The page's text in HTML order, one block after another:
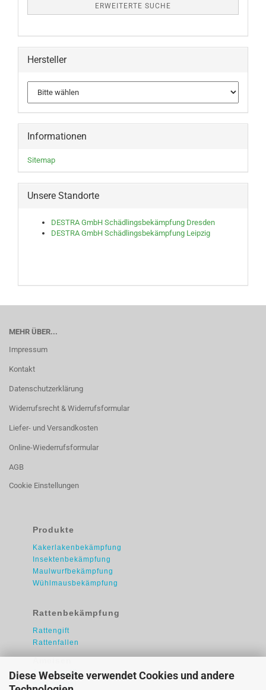
Diese Webseite verwendet Cookies und andere
ERWEITERTE SUCHE
Hersteller
Informationen
Sitemap
Unsere Standorte
DESTRA GmbH Schädlingsbekämpfung Dresden
DESTRA GmbH Schädlingsbekämpfung Leipzig
MEHR ÜBER...
Impressum
Kontakt
Datenschutzerklärung
Widerrufsrecht & Widerrufsformular
Liefer- und Versandkosten
Online-Wiederrufsformular
AGB
Cookie Einstellungen
Produkte
Kakerlakenbekämpfung
Insektenbekämpfung
Maulwurfbekämpfung
Wühlmausbekämpfung
Rattenbekämpfung
Rattengift
Rattenfallen
Ameisengift
Ameisengel